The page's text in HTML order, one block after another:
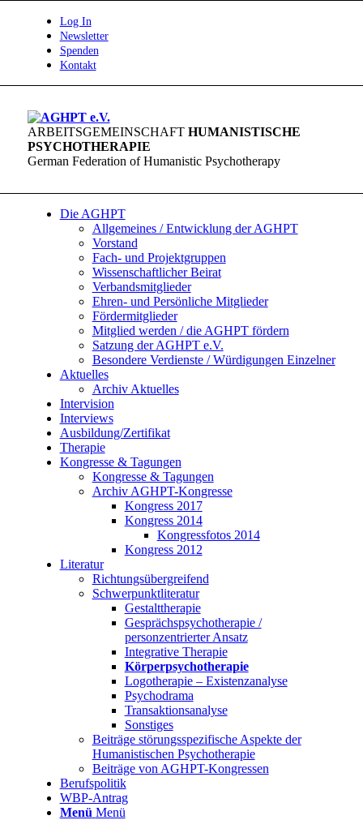
Log In
Newsletter
Spenden
Kontakt
ARBEITSGEMEINSCHAFT HUMANISTISCHE
PSYCHOTHERAPIE
German Federation of Humanistic Psychotherapy
Die AGHPT
Allgemeines / Entwicklung der AGHPT
Vorstand
Fach- und Projektgruppen
Wissenschaftlicher Beirat
Verbandsmitglieder
Ehren- und Persönliche Mitglieder
Fördermitglieder
Mitglied werden / die AGHPT fördern
Satzung der AGHPT e.V.
Besondere Verdienste / Würdigungen Einzelner
Aktuelles
Archiv Aktuelles
Intervision
Interviews
Ausbildung/Zertifikat
Therapie
Kongresse & Tagungen
Kongresse & Tagungen
Archiv AGHPT-Kongresse
Kongress 2017
Kongress 2014
Kongressfotos 2014
Kongress 2012
Literatur
Richtungsübergreifend
Schwerpunktliteratur
Gestalttherapie
Gesprächspsychotherapie /
personzentrierter Ansatz
Integrative Therapie
Körperpsychotherapie
Logotherapie – Existenzanalyse
Psychodrama
Transaktionsanalyse
Sonstiges
Beiträge störungsspezifische Aspekte der
Humanistischen Psychotherapie
Beiträge von AGHPT-Kongressen
Berufspolitik
WBP-Antrag
Menü Menü